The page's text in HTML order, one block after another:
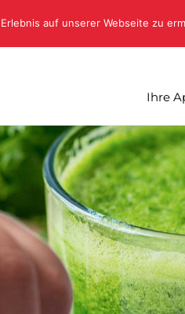
Ihre
auf unserer Webseite zu